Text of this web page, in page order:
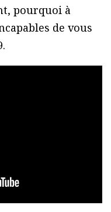
pourquoi à
de vous